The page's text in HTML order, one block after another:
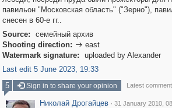
павильон "Московская область" ("Зерно"),
снесен в 60-е гг..
Source:
семейный архив
Shooting direction:  east
Watermark signature:
uploaded by Alexander
Last edit 5 June 2023, 19:33
5
Sign in to share your opinion Latest
Николай Дрогайцев · 31 January 2010,